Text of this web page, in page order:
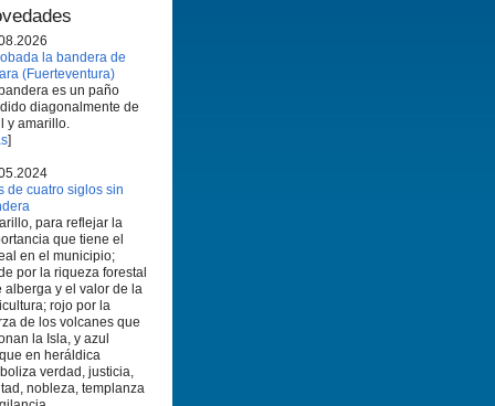
la bandera de
(Fuerteventura)
es un paño
diagonalmente de
y amarillo.
]
de cuatro siglos sin
para reflejar la
que tiene el
en el municipio;
por la riqueza forestal
alberga y el valor de la
rojo por la
de los volcanes que
la Isla, y azul
en heráldica
verdad, justicia,
nobleza, templanza